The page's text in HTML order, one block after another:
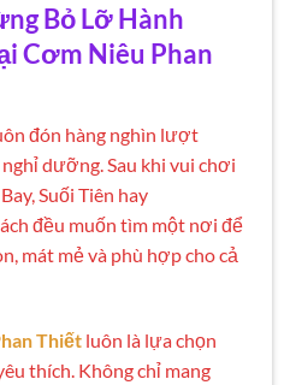
Bỏ Lỡ Hành
Cơm Niêu Phan
đón hàng nghìn lượt
dưỡng. Sau khi vui chơi
Suối Tiên hay
đều muốn tìm một nơi để
mát mẻ và phù hợp cho cả
Thiết luôn là lựa chọn
thích. Không chỉ mang